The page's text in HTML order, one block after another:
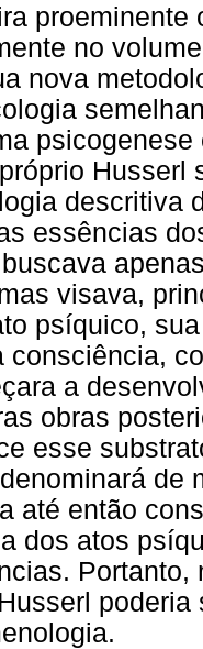
no
nova
Husserl
descritiva
essências
visava,
psíquico,
consciência,
a
obras
esse
de
até então
dos atos